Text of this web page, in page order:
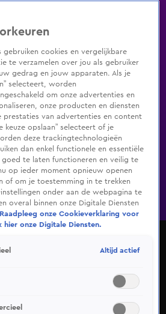
Zenders Genres
inlogShop
Programma's De Bondgenoten
Shop
Amour
Amour van Stevie Wonder.
gebruiken cookies en vergelijkbare
te verzamelen over jou als gebruiker
gedrag en jouw apparaten. Als je
selecteert, worden
om onze advertenties en
onze producten en diensten
prestaties van advertenties en content
keuze opslaan” selecteert of je
deze trackingtechnologieën
dan enkel functionele en essentiële
te laten functioneren en veilig te
op ieder moment opnieuw openen
of om je toestemming in te trekken
onder aan de webpagina te
overal binnen onze Digitale Diensten
Raadpleeg onze Cookieverklaring voor
hier onze Digitale Diensten.
Altijd actief